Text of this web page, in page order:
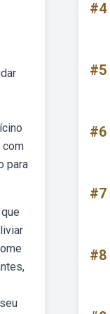
com
para
#4
#5
#6
#7
#8